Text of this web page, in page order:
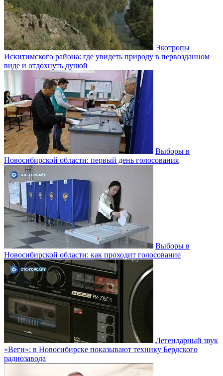
Экотропы
Искитимского района: где увидеть природу в первозданном
виде и отдохнуть душой
Выборы в
Новосибирской области: первый день голосования
Выборы в
Новосибирской области: как проходит голосование
Легендарный звук
«Веги»: в Новосибирске показывают технику Бердского
радиозавода